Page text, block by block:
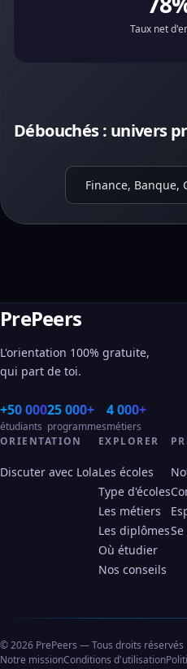
Taux net
Débouchés : univers
Finance, Banque,
PrePeers
L'orientation 100% gratuite,
qui part de toi.
+50 000
étudiants
25 000+
programmes
4 000+
métiers
ORIENTATION
Discuter avec Lola
EXPLORER
Les écoles
Type d'écoles
Les métiers
Les diplômes
Où étudier
Nos conseils
© 2026 PrePeers — Tous droits réservés
Notre missionConditions d'utilisation